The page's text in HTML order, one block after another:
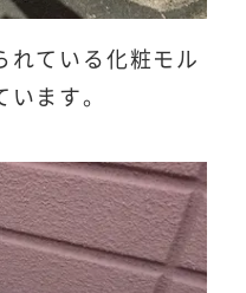
れている化粧モル
います。